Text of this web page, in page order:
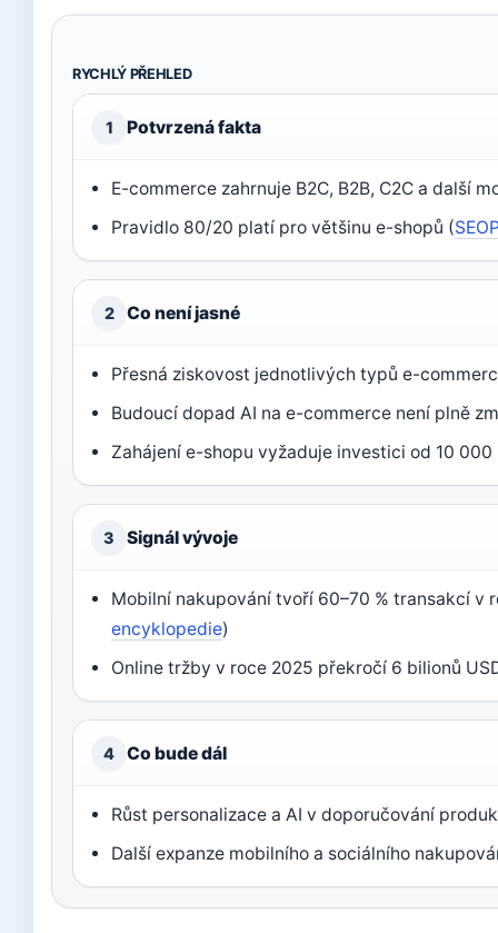
RYCHLÝ PŘEHLED
1 Potvrzená fakta
E-commerce zahrnuje B2C, B2B, C2C a další
Pravidlo 80/20 platí pro většinu e-shopů (
2 Co není jasné
Přesná ziskovost jednotlivých typů e-
Budoucí dopad AI na e-commerce není plně
Zahájení e-shopu vyžaduje investici od 10
3 Signál vývoje
Mobilní nakupování tvoří 60–70 % transakcí v
encyklopedie)
Online tržby v roce 2025 překročí 6 bilionů
4 Co bude dál
Růst personalizace a AI v doporučování
Další expanze mobilního a sociálního